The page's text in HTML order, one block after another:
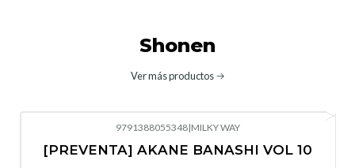
Shonen
Ver más productos
No disponible
9791388055348|MILKY WAY
[PREVENTA] AKANE BANASHI VOL 10